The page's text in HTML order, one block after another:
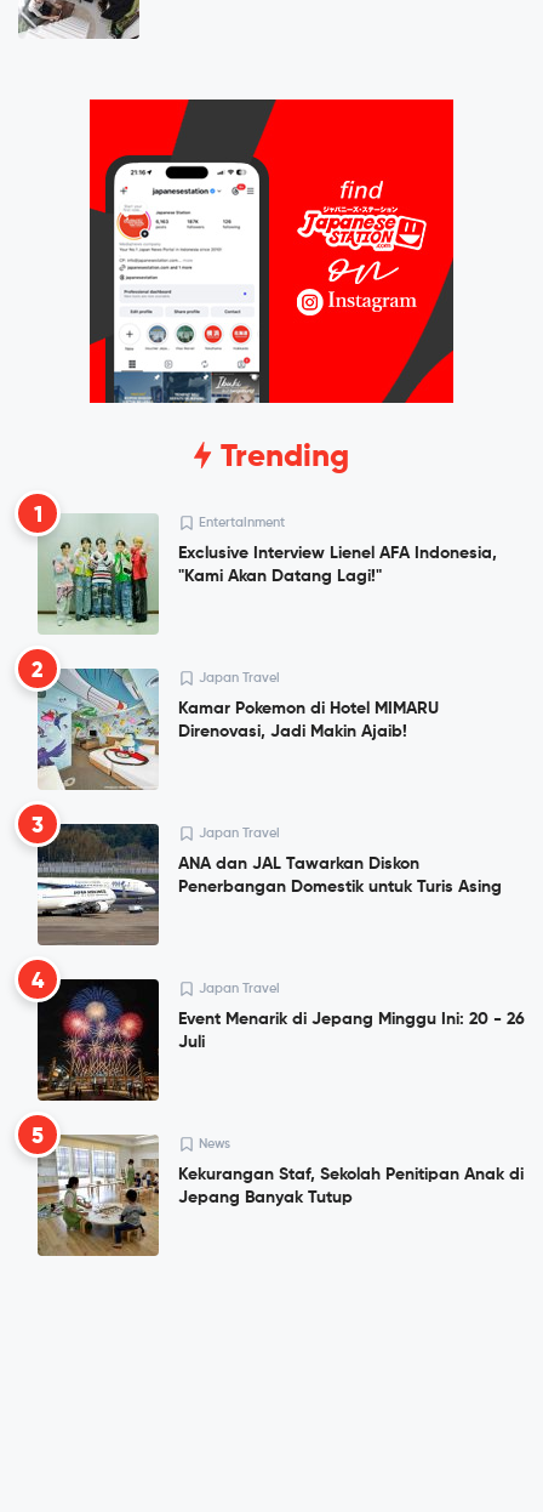
Trending
1 Entertainment
Exclusive Interview Lienel AFA Indonesia,
"Kami Akan Datang Lagi!"
2 Japan Travel
Kamar Pokemon di Hotel MIMARU
Direnovasi, Jadi Makin Ajaib!
3 Japan Travel
ANA dan JAL Tawarkan Diskon
Penerbangan Domestik untuk Turis Asing
4 Japan Travel
Event Menarik di Jepang Minggu Ini: 20 - 26
Juli
5 News
Kekurangan Staf, Sekolah Penitipan Anak di
Jepang Banyak Tutup